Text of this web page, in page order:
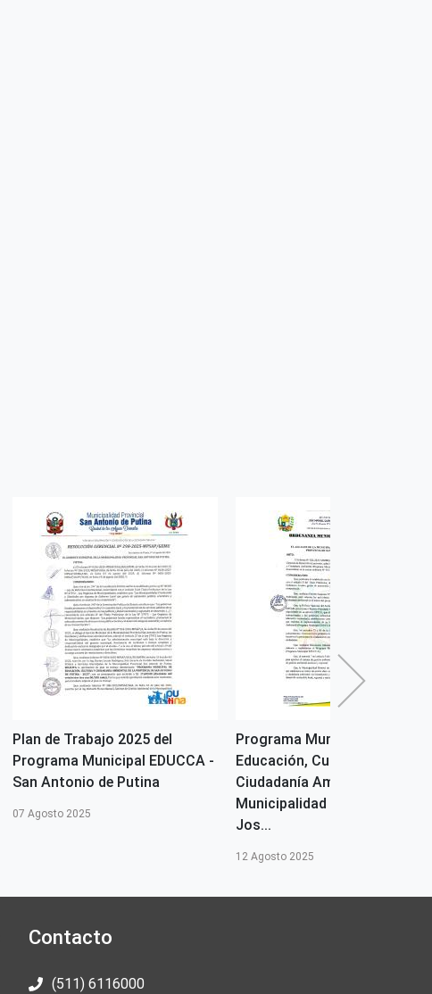
Plan de Trabajo 2025 del
Programa Municipal EDUCCA -
San Antonio de Putina
07 Agosto 2025
Programa Municipal de
Educación, Cultura y
Ciudadanía Ambiental de la
Municipalidad Distrital de
Jos...
12 Agosto 2025
Contacto
(511) 6116000